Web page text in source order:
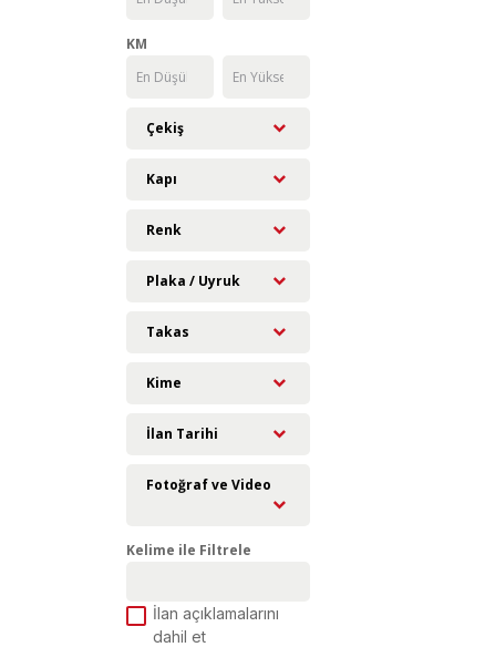
KM
Çekiş
Kapı
Renk
Plaka / Uyruk
Takas
Kime
İlan Tarihi
Fotoğraf ve Video
Kelime ile Filtrele
İlan açıklamalarını
dahil et